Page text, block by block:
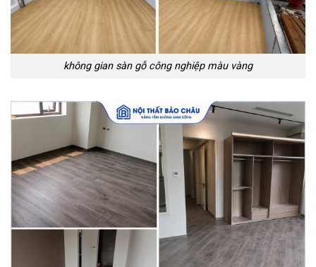
không gian sàn gỗ công nghiệp màu vàng